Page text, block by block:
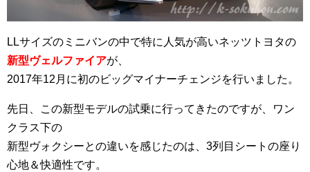
LLサイズのミニバンの中で特に人気が高いネッツトヨタの
新型ヴェルファイアが、
2017年12月に初のビッグマイナーチェンジを行いました。
先日、この新型モデルの試乗に行ってきたのですが、ワン
クラス下の
新型ヴォクシーとの違いを感じたのは、3列目シートの座り
心地＆快適性です。